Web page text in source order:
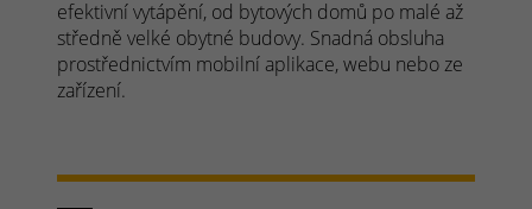
efektivní vytápění, od bytových domů po malé až
středně velké obytné budovy. Snadná obsluha
prostřednictvím mobilní aplikace, webu nebo ze
zařízení.